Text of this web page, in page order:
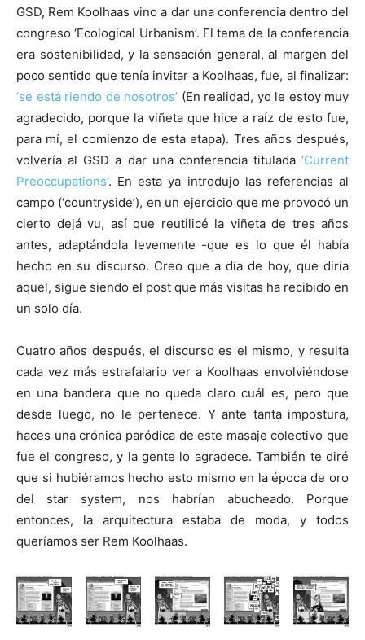
GSD, Rem Koolhaas vino a dar una conferencia dentro del
congreso ‘Ecological Urbanism’. El tema de la conferencia
era sostenibilidad, y la sensación general, al margen del
poco sentido que tenía invitar a Koolhaas, fue, al finalizar:
‘se está riendo de nosotros’ (En realidad, yo le estoy muy
agradecido, porque la viñeta que hice a raíz de esto fue,
para mí, el comienzo de esta etapa). Tres años después,
volvería al GSD a dar una conferencia titulada ‘Current
Preoccupations’. En esta ya introdujo las referencias al
campo (‘countryside’), en un ejercicio que me provocó un
cierto dejá vu, así que reutilicé la viñeta de tres años
antes, adaptándola levemente -que es lo que él había
hecho en su discurso. Creo que a día de hoy, que diría
aquel, sigue siendo el post que más visitas ha recibido en
un solo día.
Cuatro años después, el discurso es el mismo, y resulta
cada vez más estrafalario ver a Koolhaas envolviéndose
en una bandera que no queda claro cuál es, pero que
desde luego, no le pertenece. Y ante tanta impostura,
haces una crónica paródica de este masaje colectivo que
fue el congreso, y la gente lo agradece. También te diré
que si hubiéramos hecho esto mismo en la época de oro
del star system, nos habrían abucheado. Porque
entonces, la arquitectura estaba de moda, y todos
queríamos ser Rem Koolhaas.